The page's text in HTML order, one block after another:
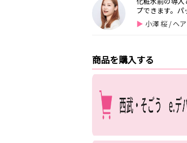
プできます。パ
小澤 桜 / ヘ
商品を購入する